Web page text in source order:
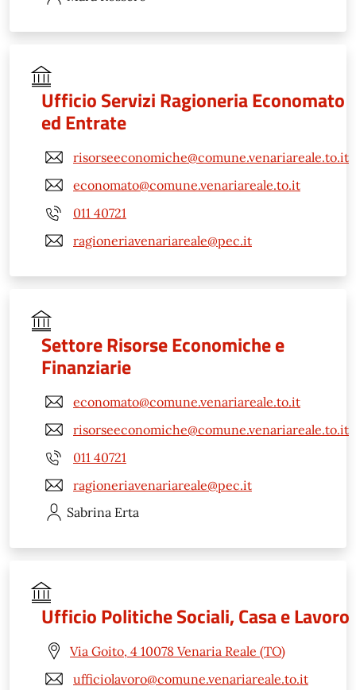
Ufficio Servizi Ragioneria Economato
ed Entrate
risorseeconomiche@comune.venariareale.to.it
economato@comune.venariareale.to.it
011 40721
ragioneriavenariareale@pec.it
Settore Risorse Economiche e
Finanziarie
economato@comune.venariareale.to.it
risorseeconomiche@comune.venariareale.to.it
011 40721
ragioneriavenariareale@pec.it
Sabrina Erta
Ufficio Politiche Sociali, Casa e Lavoro
Via Goito, 4 10078 Venaria Reale (TO)
ufficiolavoro@comune.venariareale.to.it